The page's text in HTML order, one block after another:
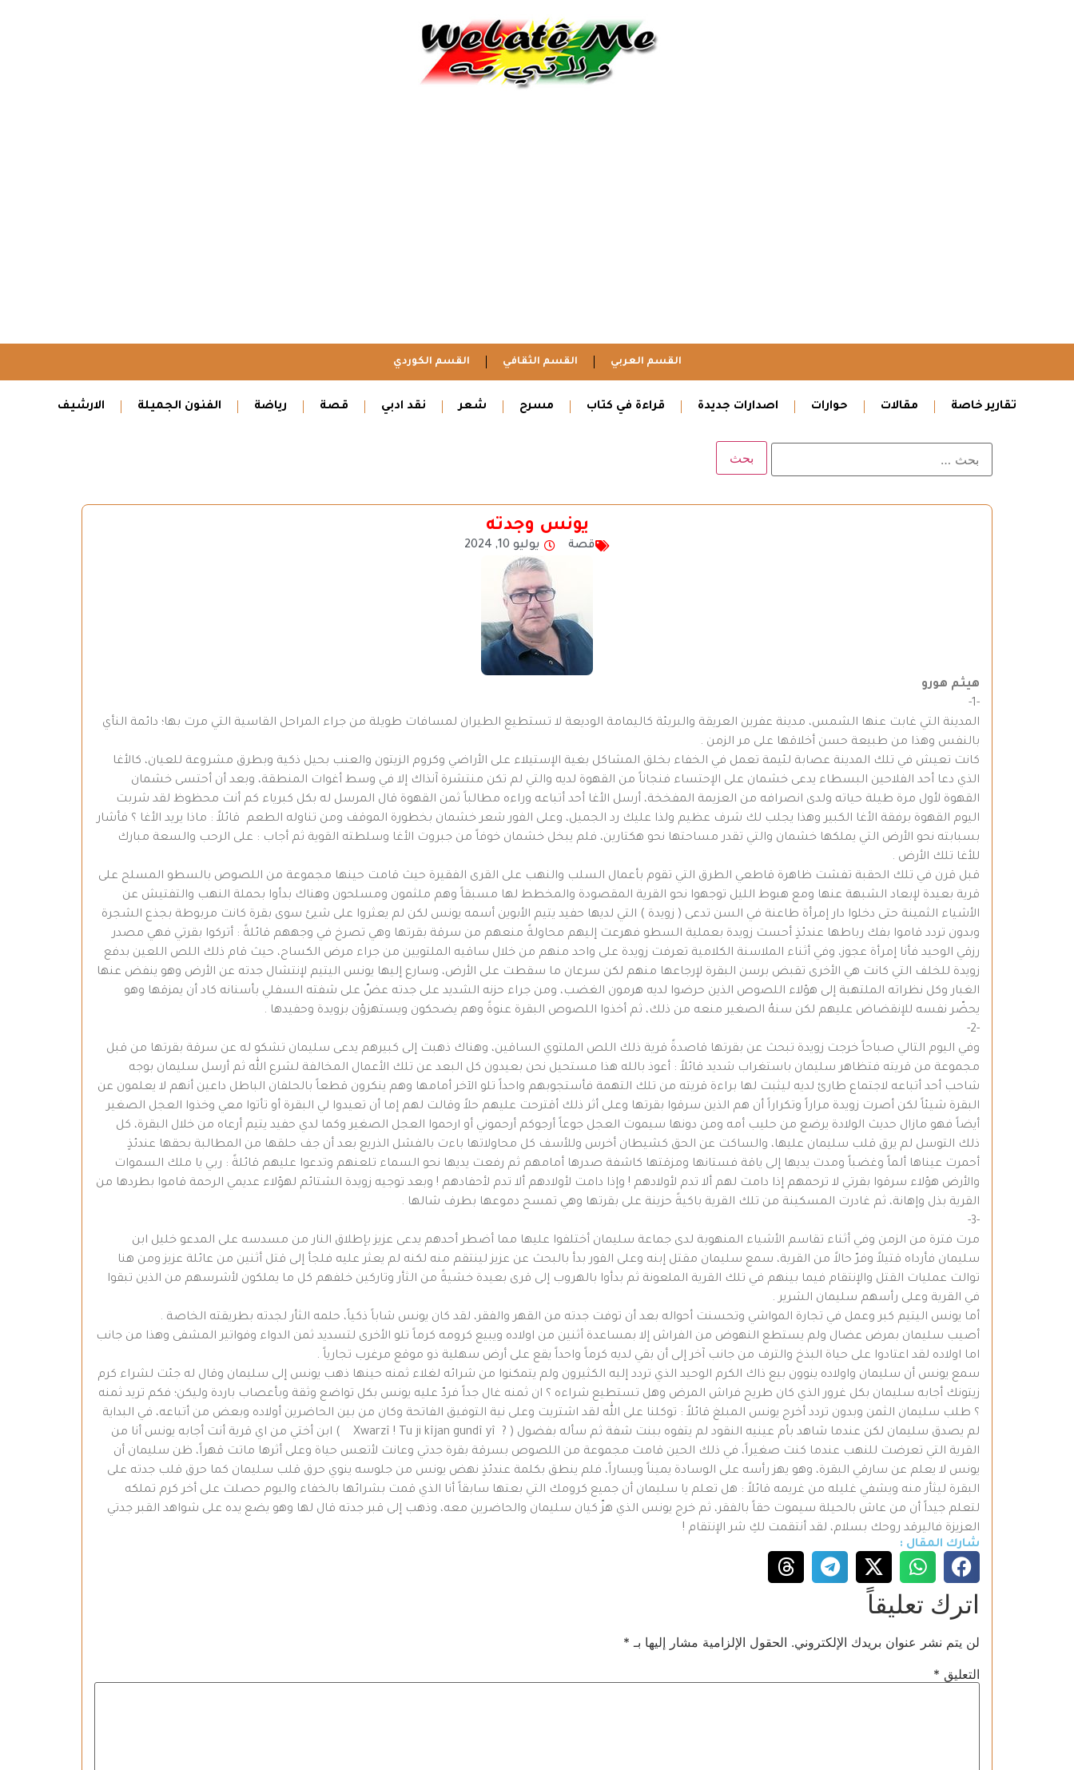
القسم العربي القسم الثقافي القسم الكوردي
تقارير خاصة مقالات حوارات اصدارات جديدة قراءة في كتاب مسرح شعر نقد ادبي قصة رياضة الفنون الجميلة الارشيف
يونس وجدته
قصة يوليو 10, 2024
هيثم هورو
-1-
المدينة التي غابت عنها الشمس، مدينة عفرين العريقة والبريئة كاليمامة الوديعة لا تستطيع الطيران لمسافات طويلة من جراء المراحل القاسية التي مرت بها؛ دائمة النأي
بالنفس وهذا من طبيعة حسن أخلاقها على مر الزمن .
كانت تعيش في تلك المدينة عصابة لئيمة تعمل في الخفاء بخلق المشاكل بغية الإستيلاء على الأراضي وكروم الزيتون والعنب بحيل ذكية وبطرق مشروعة للعيان، كالأغا
الذي دعا أحد الفلاحين البسطاء يدعى خشمان على الإحتساء فنجاناً من القهوة لديه والتي لم تكن منتشرة آنذاك إلا في وسط أغوات المنطقة، وبعد أن أحتسى خشمان
القهوة لأول مرة طيلة حياته ولدى انصرافه من العزيمة المفخخة، أرسل الأغا أحد أتباعه وراءه مطالباً ثمن القهوة قال المرسل له بكل كبرياء كم أنت محظوظ لقد شربت
اليوم القهوة برفقة الأغا الكبير وهذا يجلب لك شرف عظيم ولذا عليك رد الجميل، وعلى الفور شعر خشمان بخطورة الموقف ومن تناوله الطعم قائلاً : ماذا يريد الأغا ؟ فأشار
بسبابته نحو الأرض التي يملكها خشمان والتي تقدر مساحتها نحو هكتارين، فلم يبخل خشمان خوفاً من جبروت الأغا وسلطته القوية ثم أجاب : على الرحب والسعة مبارك
للأغا تلك الأرض .
قبل قرن في تلك الحقبة تفشت ظاهرة قاطعي الطرق التي تقوم بأعمال السلب والنهب على القرى الفقيرة حيث قامت حينها مجموعة من اللصوص بالسطو المسلح على
قرية بعيدة لإبعاد الشبهة عنها ومع هبوط الليل توجهوا نحو القرية المقصودة والمخطط لها مسبقاً وهم ملثمون ومسلحون وهناك بدأوا بحملة النهب والتفتيش عن
الأشياء الثمينة حتى دخلوا دار إمرأة طاعنة في السن تدعى ( زويدة ) التي لديها حفيد يتيم الأبوين أسمه يونس لكن لم يعثروا على شيئ سوى بقرة كانت مربوطة بجذع الشجرة
وبدون تردد قاموا بفك رباطها عندئذٍ أحست زويدة بعملية السطو فهرعت إليهم محاولةً منعهم من سرقة بقرتها وهي تصرخ في وجههم قائلةً : أتركوا بقرتي فهي مصدر
رزقي الوحيد فأنا إمرأة عجوز، وفي أثناء الملاسنة الكلامية تعرفت زويدة على واحد منهم من خلال ساقيه الملتويين من جراء مرض الكساح، حيث قام ذلك اللص اللعين بدفع
زويدة للخلف التي كانت هي الأخرى تقبض برسن البقرة لإرجاعها منهم لكن سرعان ما سقطت على الأرض، وسارع إليها يونس اليتيم لإنتشال جدته عن الأرض وهو ينفض عنها
الغبار وكل نظراته الملتهبة إلى هؤلاء اللصوص الذين حرضوا لديه هرمون الغضب، ومن جراء حزنه الشديد على جدته عضّ على شفته السفلي بأسنانه كاد أن يمزقها وهو
يحضّر نفسه للإنقضاض عليهم لكن سنهُ الصغير منعه من ذلك، ثم أخذوا اللصوص البقرة عنوةً وهم يضحكون ويستهزؤن بزويدة وحفيدها .
-2-
وفي اليوم التالي صباحاً خرجت زويدة تبحث عن بقرتها قاصدةً قرية ذلك اللص الملتوي الساقين، وهناك ذهبت إلى كبيرهم يدعى سليمان تشكو له عن سرقة بقرتها من قبل
مجموعة من قريته فتظاهر سليمان باستغراب شديد قائلاً : أعوذ بالله هذا مستحيل نحن بعيدون كل البعد عن تلك الأعمال المخالفة لشرع الله ثم أرسل سليمان بوجه
شاحب أحد أتباعه لاجتماع طارئ لديه ليثبت لها براءة قريته من تلك التهمة فأستجوبهم واحداً تلو الآخر أمامها وهم ينكرون قطعاً بالحلفان الباطل داعين أنهم لا يعلمون عن
البقرة شيئاً لكن أصرت زويدة مراراً وتكراراً أن هم الذين سرقوا بقرتها وعلى أثر ذلك أقترحت عليهم حلاً وقالت لهم إما أن تعيدوا لي البقرة أو تأتوا معي وخذوا العجل الصغير
أيضاً فهو مازال حديث الولادة يرضع من حليب أمه ومن دونها سيموت العجل جوعاً أرجوكم أرحموني أو ارحموا العجل الصغير وكما لدي حفيد يتيم أرعاه من خلال البقرة، كل
ذلك التوسل لم يرق قلب سليمان عليها، والساكت عن الحق كشيطان أخرس وللأسف كل محاولاتها باءت بالفشل الذريع بعد أن جف حلقها من المطالبة بحقها عندئذٍ
أحمرت عيناها ألماً وغضباً ومدت يديها إلى ياقة فستانها ومزقتها كاشفة صدرها أمامهم ثم رفعت يديها نحو السماء تلعنهم وتدعوا عليهم قائلةً : ربي يا ملك السموات
والأرض هؤلاء سرقوا بقرتي لا ترحمهم إذا دامت لهم ألا تدم لأولادهم ! وإذا دامت لأولادهم ألا تدم لأحفادهم ! وبعد توجيه زويدة الشتائم لهؤلاء عديمي الرحمة قاموا بطردها من
القرية بذل وإهانة، ثم غادرت المسكينة من تلك القرية باكيةً حزينة على بقرتها وهي تمسح دموعها بطرف شالها .
-3-
مرت فترة من الزمن وفي أثناء تقاسم الأشياء المنهوبة لدى جماعة سليمان أختلفوا عليها مما أضطر أحدهم يدعى عزيز بإطلاق النار من مسدسه على المدعو خليل ابن
سليمان فأرداه قتيلاً وفرّ حالاً من القرية، سمع سليمان مقتل إبنه وعلى الفور بدأ بالبحث عن عزيز لينتقم منه لكنه لم يعثر عليه فلجأ إلى قتل أثنين من عائلة عزيز ومن هنا
توالت عمليات القتل والإنتقام فيما بينهم في تلك القرية الملعونة ثم بدأوا بالهروب إلى قرى بعيدة خشيةً من الثأر وتاركين خلفهم كل ما يملكون لأشرسهم من الذين تبقوا
في القرية وعلى رأسهم سليمان الشرير .
أما يونس اليتيم كبر وعمل في تجارة المواشي وتحسنت أحواله بعد أن توفت جدته من القهر والفقر، لقد كان يونس شاباً ذكياً، حلمه الثأر لجدته بطريقته الخاصة .
أصيب سليمان بمرض عضال ولم يستطع النهوض من الفراش إلا بمساعدة أثنين من اولاده ويبيع كرومه كرماً تلو الأخرى لتسديد ثمن الدواء وفواتير المشفى وهذا من جانب
اما اولاده لقد اعتادوا على حياة البذخ والترف من جانب آخر إلى أن بقي لديه كرماً واحداً يقع على أرض سهلية ذو موقع مرغرب تجارياً .
سمع يونس أن سليمان واولاده ينوون بيع ذاك الكرم الوحيد الذي تردد إليه الكثيرون ولم يتمكنوا من شرائه لغلاء ثمنه حينها ذهب يونس إلى سليمان وقال له جئت لشراء كرم
زيتونك أجابه سليمان بكل غرور الذي كان طريح فراش المرض وهل تستطيع شراءه ؟ ان ثمنه غال جداً فردّ عليه يونس بكل تواضع وثقة وبأعصاب باردة وليكن؛ فكم تريد ثمنه
؟ طلب سليمان الثمن وبدون تردد أخرج يونس المبلغ قائلاً : توكلنا على الله لقد اشتريت وعلى نية التوفيق الفاتحة وكان من بين الحاضرين أولاده وبعض من أتباعه، في البداية
لم يصدق سليمان لكن عندما شاهد بأم عينيه النقود لم يتفوه ببنت شفة ثم سأله بفضول ( ? Xwarzî ! Tu ji kîjan gundî yî ) ابن أختي من اي قرية أنت أجابه يونس أنا من
القرية التي تعرضت للنهب عندما كنت صغيراً، في ذلك الحين قامت مجموعة من اللصوص بسرقة بقرة جدتي وعانت لأتعس حياة وعلى أثرها ماتت قهراً، ظن سليمان أن
يونس لا يعلم عن سارقي البقرة، وهو يهز رأسه على الوسادة يميناً ويساراً، فلم ينطق بكلمة عندئذٍ نهض يونس من جلوسه ينوي حرق قلب سليمان كما حرق قلب جدته على
البقرة ليثأر منه ويشفي غليله من غريمه قائلاً : هل تعلم يا سليمان أن جميع كرومك التي بعتها سابقاً أنا الذي قمت بشرائها بالخفاء واليوم حصلت على أخر كرم تملكه
لتعلم جيداً أن من عاش بالحيلة سيموت حقاً بالفقر، ثم خرج يونس الذي هزّ كيان سليمان والحاضرين معه، وذهب إلى قبر جدته قال لها وهو يضع يده على شواهد القبر جدتي
العزيزة فاليرقد روحك بسلام، لقد أنتقمت لكِ شر الإنتقام !
شارك المقال :
اترك تعليقاً
لن يتم نشر عنوان بريدك الإلكتروني. الحقول الإلزامية مشار إليها بـ *
التعليق *